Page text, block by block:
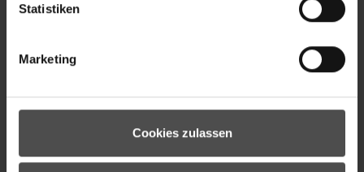
Statistiken
Marketing
Cookies zulassen
TARLA-Z JACKET
TRAVA-Z JACKET